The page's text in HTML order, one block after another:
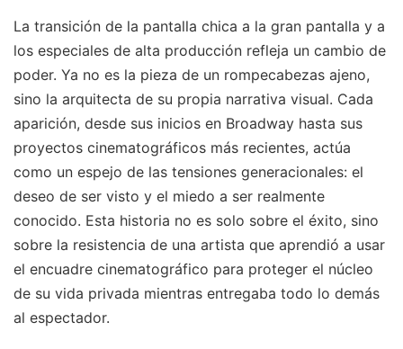
La transición de la pantalla chica a la gran pantalla y a
los especiales de alta producción refleja un cambio de
poder. Ya no es la pieza de un rompecabezas ajeno,
sino la arquitecta de su propia narrativa visual. Cada
aparición, desde sus inicios en Broadway hasta sus
proyectos cinematográficos más recientes, actúa
como un espejo de las tensiones generacionales: el
deseo de ser visto y el miedo a ser realmente
conocido. Esta historia no es solo sobre el éxito, sino
sobre la resistencia de una artista que aprendió a usar
el encuadre cinematográfico para proteger el núcleo
de su vida privada mientras entregaba todo lo demás
al espectador.